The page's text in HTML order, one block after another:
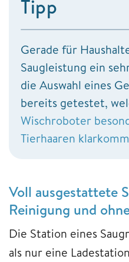
Tipp
Gerade für
Saugleistung ein
die Auswahl eines
bereits getestet,
Wischroboter
Tierhaaren
Voll ausgestattete
Reinigung und
Die Station eines
als nur eine